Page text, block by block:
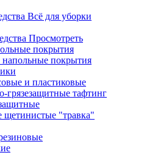
Всё для уборки
Просмотреть
покрытия
покрытия
и пластиковые
грязезащитные тафтинг
щетинистые "травка"